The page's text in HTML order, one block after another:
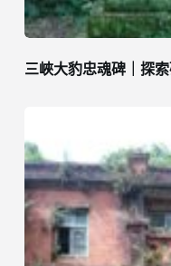
三峽大豹忠魂碑｜探